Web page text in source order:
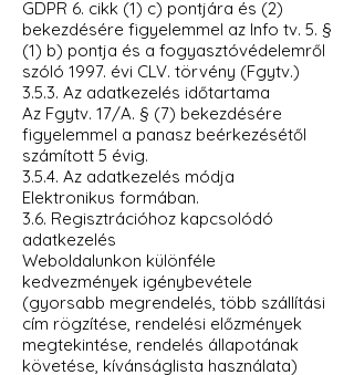
GDPR 6. cikk (1) c) pontjára és (2)
bekezdésére figyelemmel az Info tv. 5. §
(1) b) pontja és a fogyasztóvédelemről
szóló 1997. évi CLV. törvény (Fgytv.)
3.5.3. Az adatkezelés időtartama
Az Fgytv. 17/A. § (7) bekezdésére
figyelemmel a panasz beérkezésétől
számított 5 évig.
3.5.4. Az adatkezelés módja
Elektronikus formában.
3.6. Regisztrációhoz kapcsolódó
adatkezelés
Weboldalunkon különféle
kedvezmények igénybevétele
(gyorsabb megrendelés, több szállítási
cím rögzítése, rendelési előzmények
megtekintése, rendelés állapotának
követése, kívánságlista használata)